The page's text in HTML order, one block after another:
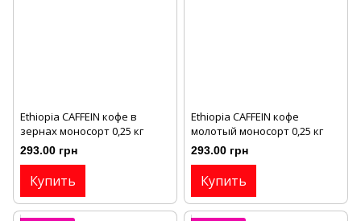
Ethiopia CAFFEIN кофе в
зернах моносорт 0,25 кг
293.00 грн
Купить
Ethiopia CAFFEIN кофе
молотый моносорт 0,25 кг
293.00 грн
Купить